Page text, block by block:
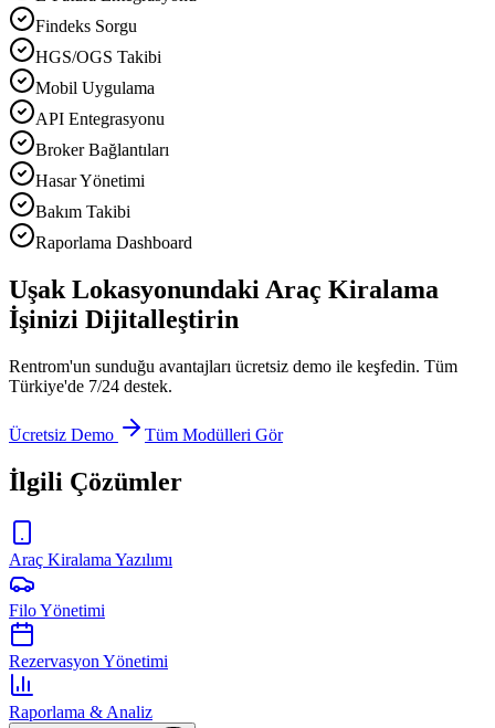
Findeks Sorgu
HGS/OGS Takibi
Mobil Uygulama
API Entegrasyonu
Broker Bağlantıları
Hasar Yönetimi
Bakım Takibi
Raporlama Dashboard
Uşak Lokasyonundaki Araç Kiralama
İşinizi Dijitalleştirin
Rentrom'un sunduğu avantajları ücretsiz demo ile keşfedin. Tüm
Türkiye'de 7/24 destek.
Ücretsiz Demo Tüm Modülleri Gör
İlgili Çözümler
Araç Kiralama Yazılımı
Filo Yönetimi
Rezervasyon Yönetimi
Raporlama & Analiz